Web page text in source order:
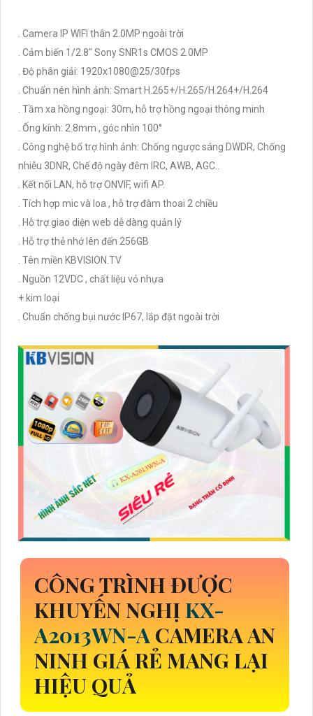
. Camera IP WIFI thân 2.0MP ngoài trời
. Cảm biến 1/2.8" Sony SNR1s CMOS 2.0MP
. Độ phân giải: 1920x1080@25/30fps
. Chuẩn nén hình ảnh: Smart H.265+/H.265/H.264+/H.264
. Tầm xa hồng ngoại: 30m, hỗ trợ hồng ngoại thông minh
. Ống kính: 2.8mm , góc nhìn 100°
. Công nghệ bổ trợ hình ảnh: Chống ngược sáng DWDR, Chống
nhiễu 3DNR, Chế độ ngày đêm IRC, AWB, AGC..
. Kết nối LAN, hỗ trợ ONVIF, wifi AP.
. Tích hợp mic và loa , hỗ trợ đàm thoai 2 chiều
. Hỗ trợ giao diện web dễ dàng quản lý
. Hỗ trợ thẻ nhớ lên đến 256GB
. Tên miền KBVISION.TV
. Nguồn 12VDC , chất liệu vỏ nhựa
+ kim loại
. Chuẩn chống bụi nước IP67, lắp đặt ngoài trời
CÔNG TRÌNH ĐƯỢC
KHUYẾN NGHỊKX-
A2013WN-ACAMERA AN
NINH GIÁ RẺ MANG LẠI
HIỆU QUẢ